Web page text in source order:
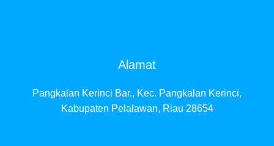
Alamat
Pangkalan Kerinci Bar., Kec. Pangkalan Kerinci,
Kabupaten Pelalawan, Riau 28654